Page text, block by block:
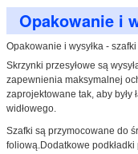
Opakowanie i
Opakowanie i wysyłka -
Skrzynki przesyłowe są
zapewnienia maksymalnej
zaprojektowane tak, aby były
widłowego.
Szafki są przymocowane do
foliową.Dodatkowe